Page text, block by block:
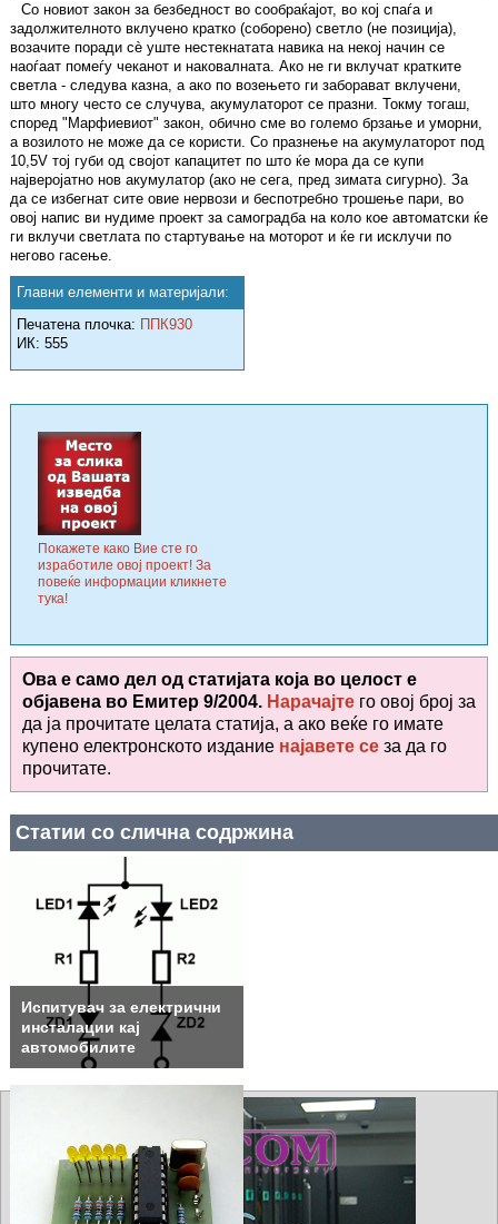
Со новиот закон за безбедност во сообраќајот, во кој спаѓа и
задолжителното вклучено кратко (соборено) светло (не позиција),
возачите поради сè уште нестекнатата навика на некој начин се
наоѓаат помеѓу чеканот и наковалната. Ако не ги вклучат кратките
светла - следува казна, а ако по возењето ги заборават вклучени,
што многу често се случува, акумулаторот се празни. Токму тогаш,
според "Марфиевиот" закон, обично сме во големо брзање и уморни,
а возилото не може да се користи. Со празнење на акумулаторот под
10,5V тој губи од својот капацитет по што ќе мора да се купи
најверојатно нов акумулатор (ако не сега, пред зимата сигурно). За
да се избегнат сите овие нервози и беспотребно трошење пари, во
овој напис ви нудиме проект за самоградба на коло кое автоматски ќе
ги вклучи светлата по стартување на моторот и ќе ги исклучи по
негово гасење.
Главни елементи и материјали:
Печатена плочка: ППК930
ИК: 555
Покажете како Вие сте го
изработиле овој проект! За
повеќе информации кликнете
тука!
Ова е само дел од статијата која во целост е
објавена во Емитер 9/2004. Нарачајте го овој број за
да ја прочитате целата статија, а ако веќе го имате
купено електронското издание најавете се за да го
прочитате.
Статии со слична содржина
Испитувач за електрични
инсталации кај
автомобилите